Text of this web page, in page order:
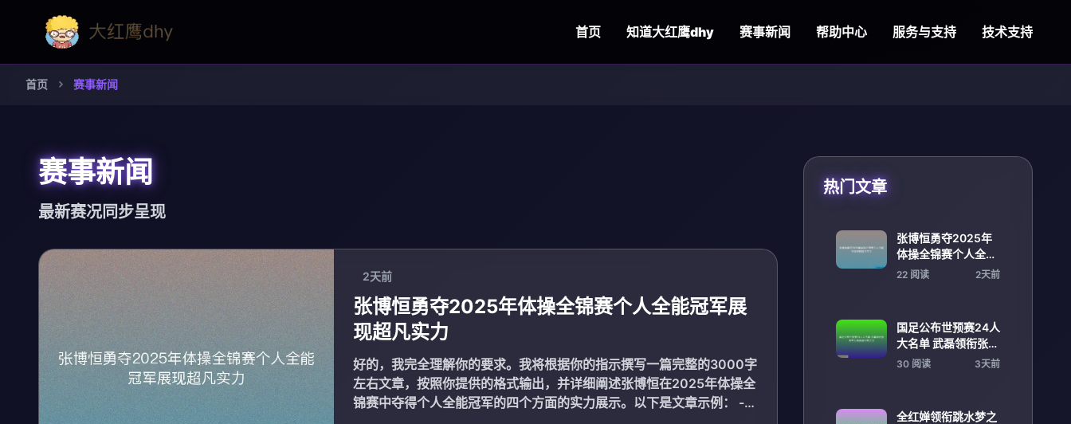
首页 知道大红鹰dhy 赛事新闻 帮助中心 服务与支持 技术支持
首页 赛事新闻
赛事新闻
最新赛况同步呈现
2天前
张博恒勇夺2025年体操全锦赛个人全能冠军展
现超凡实力
好的，我完全理解你的要求。我将根据你的指示撰写一篇完整的3000字
左右文章，按照你提供的格式输出，并详细阐述张博恒在2025年体操全
锦赛中夺得个人全能冠军的四个方面的实力展示。以下是文章示例： -
热门文章
张博恒勇夺2025年
体操全锦赛个人全能
冠军展现超凡实力
22 阅读 2天前
国足公布世预赛24人
大名单 武磊领衔张玉
宁入选再展冲击之力
30 阅读 3天前
全红婵领衔跳水梦之